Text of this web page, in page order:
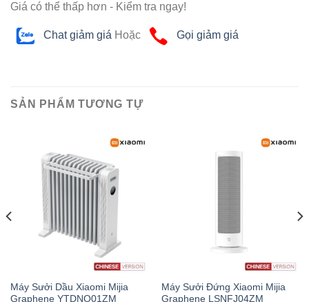
Giá có thể thấp hơn - Kiểm tra ngay!
Chat giảm giá Hoặc Gọi giảm giá
SẢN PHẨM TƯƠNG TỰ
Máy Sưởi Dầu Xiaomi Mijia
Graphene YTDNQ01ZM
Máy Sưởi Đứng Xiaomi Mijia
Graphene LSNFJ04ZM